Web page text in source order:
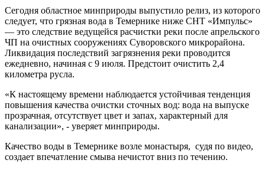
Сегодня областное минприроды выпустило релиз, из которого
следует, что грязная вода в Темернике ниже СНТ «Импульс»
— это следствие ведущейся расчистки реки после апрельского
ЧП на очистных сооружениях Суворовского микрорайона.
Ликвидация последствий загрязнения реки проводится
ежедневно, начиная с 9 июля. Предстоит очистить 2,4
километра русла.
«К настоящему времени наблюдается устойчивая тенденция
повышения качества очистки сточных вод: вода на выпуске
прозрачная, отсутствует цвет и запах, характерный для
канализации», - уверяет минприроды.
Качество воды в Темернике возле монастыря, судя по видео,
создает впечатление смыва нечистот вниз по течению.